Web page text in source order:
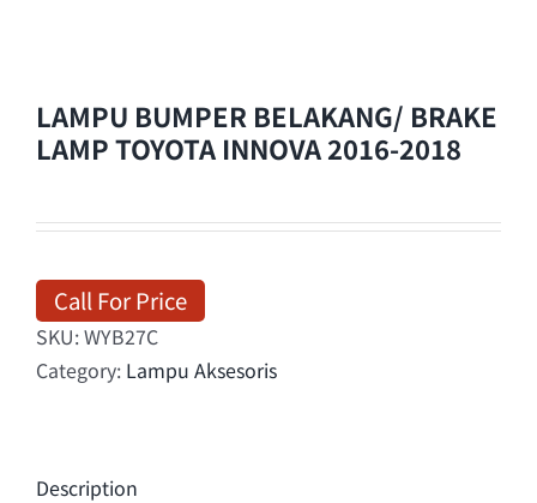
LAMPU BUMPER BELAKANG/ BRAKE
LAMP TOYOTA INNOVA 2016-2018
Call For Price
SKU:WYB27C
Category: Lampu Aksesoris
Description